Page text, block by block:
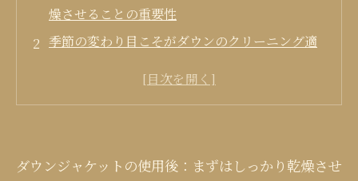
燥させることの重要性
季節の変わり目こそがダウンのクリーニング適
果
ダウンジャケットの使用後：まずはしっかり乾燥させ